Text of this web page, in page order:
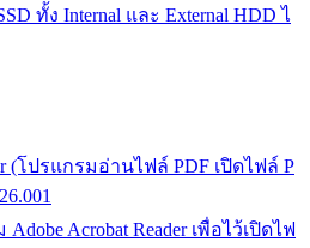
ทั้ง Internal และ External HDD ไ
(โปรแกรมอ่านไฟล์ PDF เปิดไฟล์ P
Acrobat Reader เพื่อไว้เปิดไฟ